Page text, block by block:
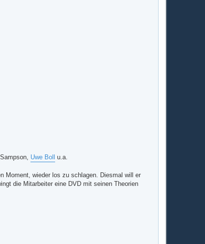
Uwe Boll u.a.
Moment, wieder los zu schlagen. Diesmal will er
die Mitarbeiter eine DVD mit seinen Theorien